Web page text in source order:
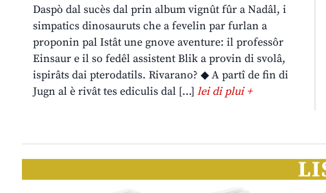
Daspò dal sucès dal prin album vignût fûr a Nadâl, i
simpatics dinosauruts che a fevelin par furlan a
proponin pal Istât une gnove aventure: il professôr
Einsaur e il so fedêl assistent Blik a provin di svolâ,
ispirâts dai pterodatils. Rivarano? ◆ A partî de fin di
Jugn al è rivât tes ediculis dal […] lei di plui +